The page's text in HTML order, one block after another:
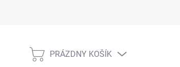
NÁKUPNÝ
PRÁZDNY KOŠÍK